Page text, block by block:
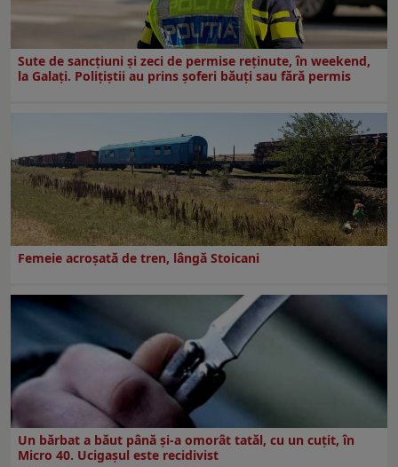
Sute de sancțiuni și zeci de permise reținute, în weekend,
la Galați. Polițiștii au prins șoferi băuți sau fără permis
Femeie acroșată de tren, lângă Stoicani
Un bărbat a băut până și-a omorât tatăl, cu un cuțit, în
Micro 40. Ucigașul este recidivist